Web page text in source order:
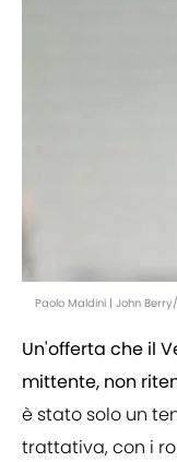
Paolo Maldini | John
Un'offerta che il
mittente, non
è stato solo un
trattativa, con i